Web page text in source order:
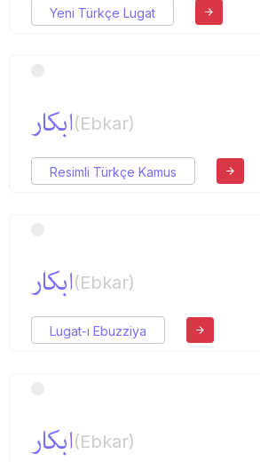
Yeni Türkçe Lugat
ابكار(Ebkar)
Resimli Türkçe Kamus
ابكار(Ebkar)
Lugat-ı Ebuzziya
ابكار(Ebkar)